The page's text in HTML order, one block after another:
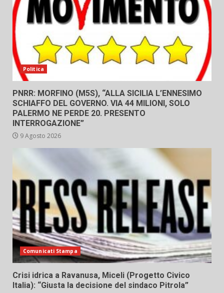
Politica
PNRR: MORFINO (M5S), “ALLA SICILIA L’ENNESIMO
SCHIAFFO DEL GOVERNO. VIA 44 MILIONI, SOLO
PALERMO NE PERDE 20. PRESENTO
INTERROGAZIONE”
9 Agosto 2026
Comunicati Stampa
Crisi idrica a Ravanusa, Miceli (Progetto Civico
Italia): “Giusta la decisione del sindaco Pitrola”